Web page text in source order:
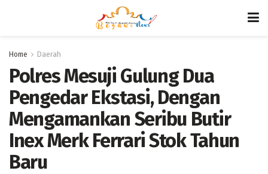
Home Daerah
Polres Mesuji Gulung Dua
Pengedar Ekstasi, Dengan
Mengamankan Seribu Butir
Inex Merk Ferrari Stok Tahun
Baru